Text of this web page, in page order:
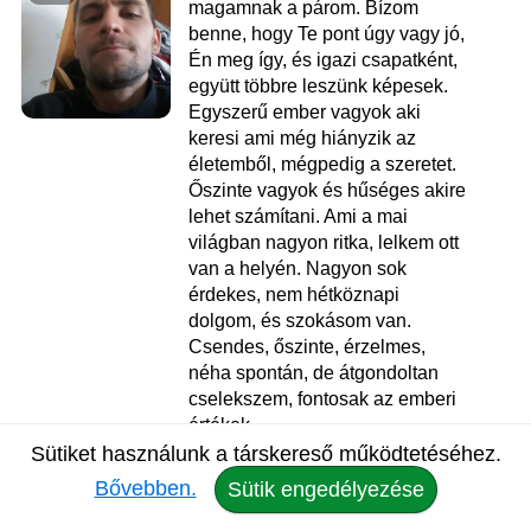
magamnak a párom. Bízom
benne, hogy Te pont úgy vagy jó,
Én meg így, és igazi csapatként,
együtt többre leszünk képesek.
Egyszerű ember vagyok aki
keresi ami még hiányzik az
életemből, mégpedig a szeretet.
Őszinte vagyok és hűséges akire
lehet számítani. Ami a mai
világban nagyon ritka, lelkem ott
van a helyén. Nagyon sok
érdekes, nem hétköznapi
dolgom, és szokásom van.
Csendes, őszinte, érzelmes,
néha spontán, de átgondoltan
cselekszem, fontosak az emberi
értékek....
Heck, 35
Társkereső Ajka
Sütiket használunk a társkereső működtetéséhez.
Bővebben.
Sütik engedélyezése